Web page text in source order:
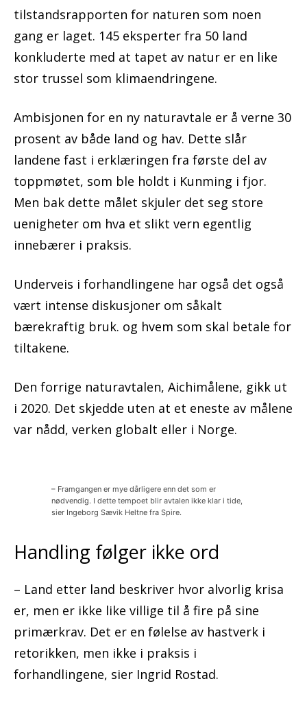
tilstandsrapporten for naturen som noen
gang er laget. 145 eksperter fra 50 land
konkluderte med at tapet av natur er en like
stor trussel som klimaendringene.
Ambisjonen for en ny naturavtale er å verne 30
prosent av både land og hav. Dette slår
landene fast i erklæringen fra første del av
toppmøtet, som ble holdt i Kunming i fjor.
Men bak dette målet skjuler det seg store
uenigheter om hva et slikt vern egentlig
innebærer i praksis.
Underveis i forhandlingene har også det også
vært intense diskusjoner om såkalt
bærekraftig bruk. og hvem som skal betale for
tiltakene.
Den forrige naturavtalen, Aichimålene, gikk ut
i 2020. Det skjedde uten at et eneste av målene
var nådd, verken globalt eller i Norge.
– Framgangen er mye dårligere enn det som er
nødvendig. I dette tempoet blir avtalen ikke klar i tide,
sier Ingeborg Sævik Heltne fra Spire.
Handling følger ikke ord
– Land etter land beskriver hvor alvorlig krisa
er, men er ikke like villige til å fire på sine
primærkrav. Det er en følelse av hastverk i
retorikken, men ikke i praksis i
forhandlingene, sier Ingrid Rostad.